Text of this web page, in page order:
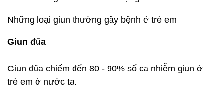
Những loại giun thường gây bệnh ở trẻ em
Giun đũa
Giun đũa chiếm đến 80 - 90% số ca nhiễm giun ở
trẻ em ở nước ta.